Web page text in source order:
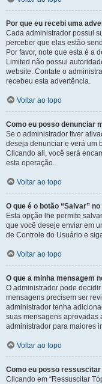
Por que eu recebi uma
Cada administrador possui
perceber que elas estão
Por favor, note que esta é a
Limited não possui
website. Contate o
recebeu esta advertência.
Voltar ao topo
Como eu posso denunciar
Se o administrador tiver
deseja denunciar e verá um
Clicando ali, você será
esta operação.
Voltar ao topo
O que é o botão “Salvar”
Esta opção lhe permite
que você deseje enviar em
de Controle do Usuário e
Voltar ao topo
O que a minha mensagem
O administrador pode
mensagens precisem ser
administrador tenha
suas mensagens aprovadas
administrador para maiores
Voltar ao topo
Como eu posso
Clicando em “Ressuscitar